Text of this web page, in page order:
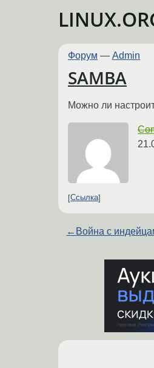
Форум — Admin
SAMBA
Можно ли
Ссылка
← Война с